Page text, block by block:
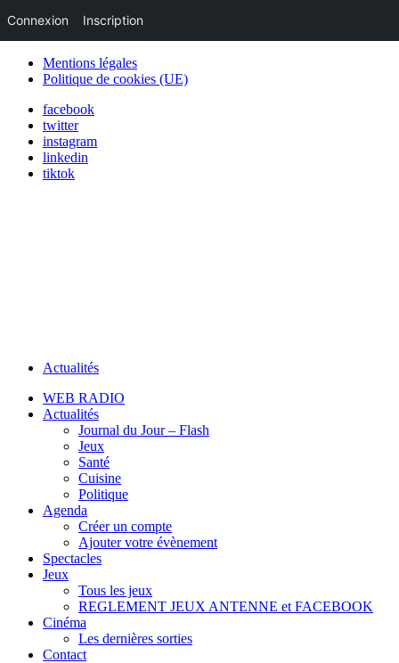
Mentions légales
Politique de cookies (UE)
facebook
twitter
instagram
linkedin
tiktok
Actualités
WEB RADIO
Actualités
Journal du Jour – Flash
Jeux
Santé
Cuisine
Politique
Agenda
Créer un compte
Ajouter votre évènement
Spectacles
Jeux
Tous les jeux
REGLEMENT JEUX ANTENNE et FACEBOOK
Cinéma
Les dernières sorties
Contact
Connexion Inscription